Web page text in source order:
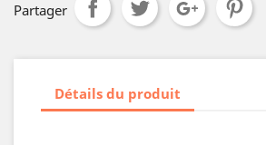
Partager
Détails du produit